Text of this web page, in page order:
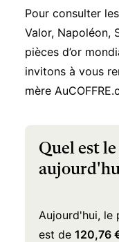
Pour consulter
Valor, Napoléon,
pièces d’or
invitons à vous
mère
Quel est
Aujourd'hui, le
est de 120,76